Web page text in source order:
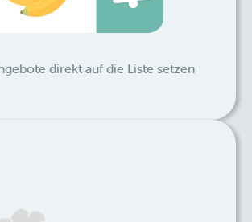
direkt auf die Liste setzen